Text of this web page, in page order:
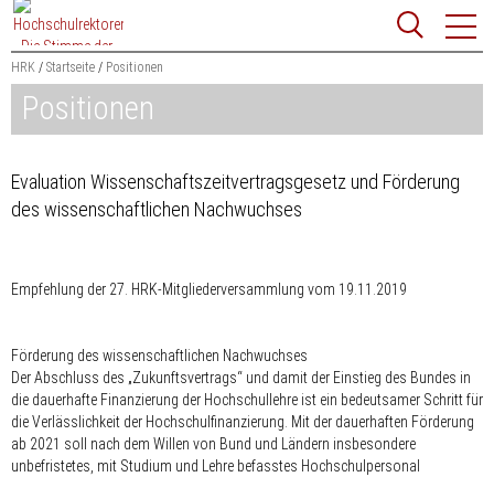
Zum
Content
springen
Suchbegriff
Suchen
HRK Startseite Positionen
Positionen
Evaluation Wissenschaftszeitvertragsgesetz und Förderung
des wissenschaftlichen Nachwuchses
Empfehlung der 27. HRK-Mitgliederversammlung vom 19.11.2019
Förderung des wissenschaftlichen Nachwuchses
Der Abschluss des „Zukunftsvertrags“ und damit der Einstieg des Bundes in
die dauerhafte Finanzierung der Hochschullehre ist ein bedeutsamer Schritt für
die Verlässlichkeit der Hochschulfinanzierung. Mit der dauerhaften Förderung
ab 2021 soll nach dem Willen von Bund und Ländern insbesondere
unbefristetes, mit Studium und Lehre befasstes Hochschulpersonal